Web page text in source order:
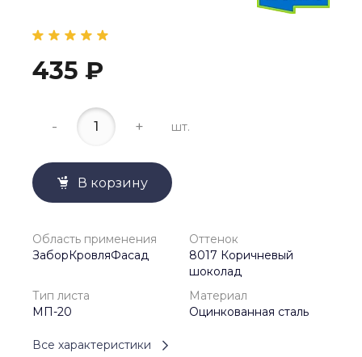
435 ₽
- + шт.
В корзину
Область применения
ЗаборКровляФасад
Оттенок
8017 Коричневый
шоколад
Тип листа
МП-20
Материал
Оцинкованная сталь
Все характеристики